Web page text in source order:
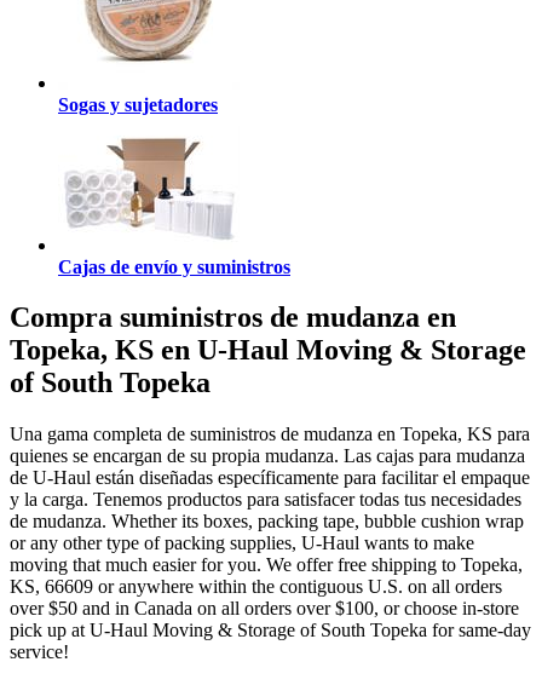
Sogas y sujetadores
Cajas de envío y suministros
Compra suministros de mudanza en
Topeka, KS en U-Haul Moving & Storage
of South Topeka
Una gama completa de suministros de mudanza en Topeka, KS para
quienes se encargan de su propia mudanza. Las cajas para mudanza
de U-Haul están diseñadas específicamente para facilitar el empaque
y la carga. Tenemos productos para satisfacer todas tus necesidades
de mudanza. Whether its boxes, packing tape, bubble cushion wrap
or any other type of packing supplies, U-Haul wants to make
moving that much easier for you. We offer free shipping to Topeka,
KS, 66609 or anywhere within the contiguous U.S. on all orders
over $50 and in Canada on all orders over $100, or choose in-store
pick up at U-Haul Moving & Storage of South Topeka for same-day
service!